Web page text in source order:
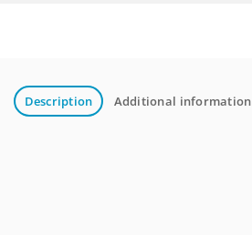
Description Additional information